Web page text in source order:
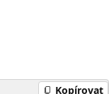
Kopírovat